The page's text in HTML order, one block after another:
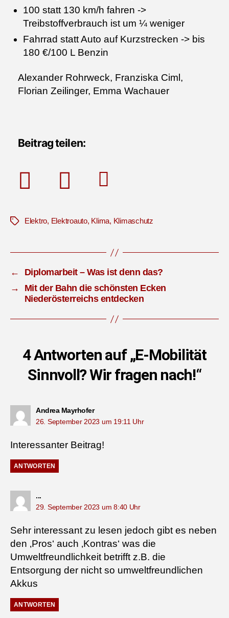
100 statt 130 km/h fahren ->
Treibstoffverbrauch ist um ¼ weniger
Fahrrad statt Auto auf Kurzstrecken -> bis
180 €/100 L Benzin
Alexander Rohrweck, Franziska Ciml,
Florian Zeilinger, Emma Wachauer
Beitrag teilen:
Schlagwörter
Elektro, Elektroauto, Klima, Klimaschutz
←
Diplomarbeit – Was ist denn das?
→
Mit der Bahn die schönsten Ecken
Niederösterreichs entdecken
4 Antworten auf „E-Mobilität
Sinnvoll? Wir fragen nach!“
Andrea Mayrhofersagt:
26. September 2023 um 19:11 Uhr
Interessanter Beitrag!
ANTWORTEN
...sagt:
29. September 2023 um 8:40 Uhr
Sehr interessant zu lesen jedoch gibt es neben
den ‚Pros‘ auch ‚Kontras‘ was die
Umweltfreundlichkeit betrifft z.B. die
Entsorgung der nicht so umweltfreundlichen
Akkus
ANTWORTEN